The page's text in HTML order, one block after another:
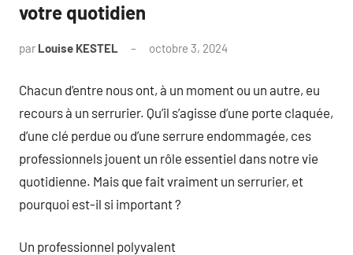
votre quotidien
par Louise KESTEL octobre 3, 2024
Chacun d’entre nous ont, à un moment ou un autre, eu
recours à un serrurier. Qu’il s’agisse d’une porte claquée,
d’une clé perdue ou d’une serrure endommagée, ces
professionnels jouent un rôle essentiel dans notre vie
quotidienne. Mais que fait vraiment un serrurier, et
pourquoi est-il si important ?
Un professionnel polyvalent